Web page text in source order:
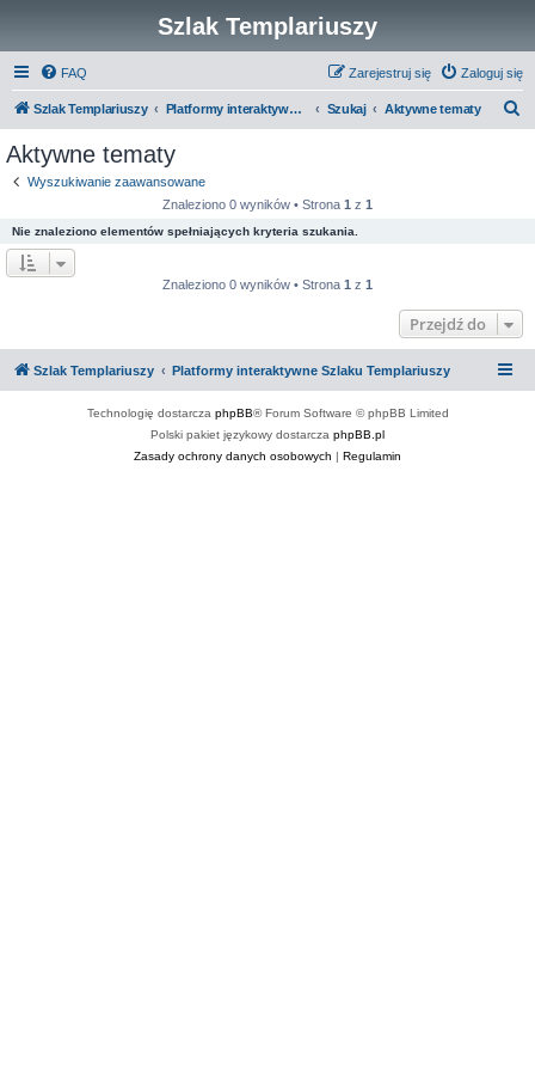
Szlak Templariuszy
FAQ Zaloguj się
Zarejestruj się
Szlak Templariuszy Platformy interaktywne Szlaku Templariuszy Szukaj Aktywne tematy
Aktywne tematy
Wyszukiwanie zaawansowane
Znaleziono 0 wyników • Strona 1 z 1
Nie znaleziono elementów spełniających kryteria szukania.
Znaleziono 0 wyników • Strona 1 z 1
Przejdź do
Szlak Templariuszy Platformy interaktywne Szlaku Templariuszy
Technologię dostarcza phpBB® Forum Software © phpBB Limited
Polski pakiet językowy dostarcza phpBB.pl
Zasady ochrony danych osobowych | Regulamin